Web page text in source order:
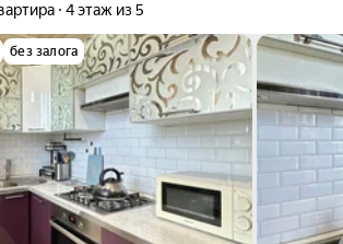
4 этаж из 5
без залога